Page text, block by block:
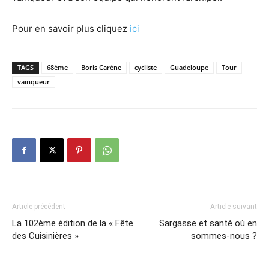
Pour en savoir plus cliquez ici
TAGS 68ème Boris Carène cycliste Guadeloupe
Tour
vainqueur
Article précédent
La 102ème édition de la « Fête
des Cuisinières »
Article suivant
Sargasse et santé où en
sommes-nous ?